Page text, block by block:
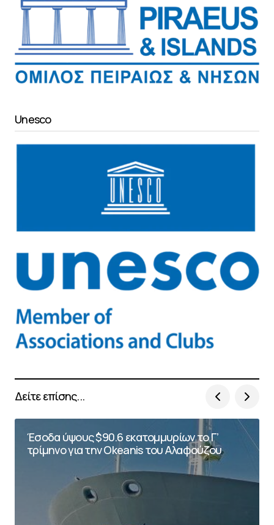
Unesco
Δείτε επίσης...
Έσοδα ύψους $90.6 εκατομμυρίων το Γ’
τρίμηνο για την Okeanis του Αλαφούζου